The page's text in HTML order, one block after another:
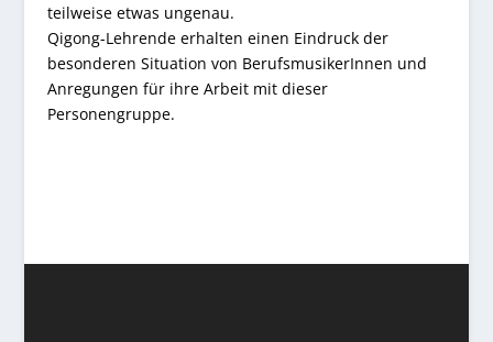
teilweise etwas ungenau.
Qigong-Lehrende erhalten einen Eindruck der
besonderen Situation von BerufsmusikerInnen und
Anregungen für ihre Arbeit mit dieser
Personengruppe.